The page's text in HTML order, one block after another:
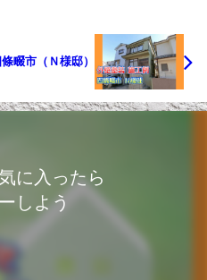
畷市（Ｎ様邸）
に入ったら
しよう